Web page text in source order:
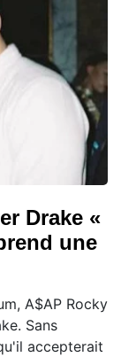
Drake «
une
A$AP Rocky
Sans
accepterait